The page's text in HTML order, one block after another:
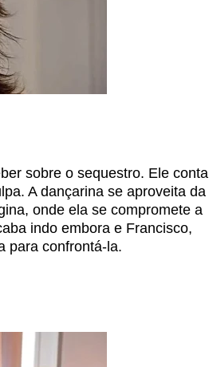
sobre o sequestro. Ele conta
A dançarina se aproveita da
onde ela se compromete a
indo embora e Francisco,
para confrontá-la.